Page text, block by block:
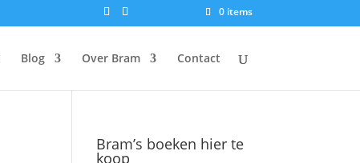
0 items
Blog Over Bram Contact
Bram’s boeken hier te
koop